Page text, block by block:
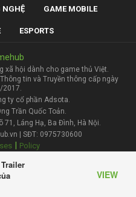
VIEW
NGHỆ GAME MOBILE
ESPORTS
xã hội dành cho game thủ Việt.
tin và Truyền thông cấp ngày
2017.
ty cổ phần Adsota.
Trần Quốc Toản.
Láng Hạ, Ba Đình, Hà Nội.
| SĐT: 0975730600
| Policy
đăng bài